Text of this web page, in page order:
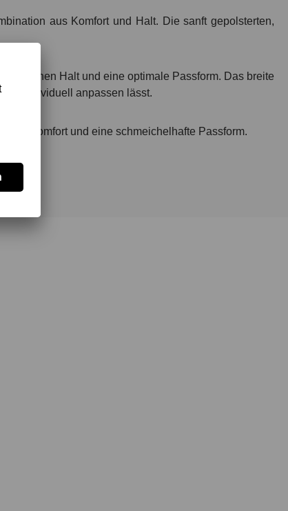
aus Komfort und Halt. Die sanft gepolsterten,
Halt und eine optimale Passform. Das breite
individuell anpassen lässt.
und eine schmeichelhafte Passform.